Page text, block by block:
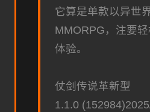
它算是单款以异世
MMORPG，注要
体验。
仗剑传说革新型
1.1.0